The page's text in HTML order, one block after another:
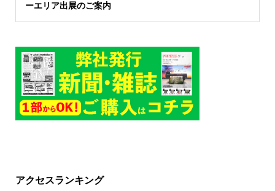
ーエリア出展のご案内
アクセスランキング